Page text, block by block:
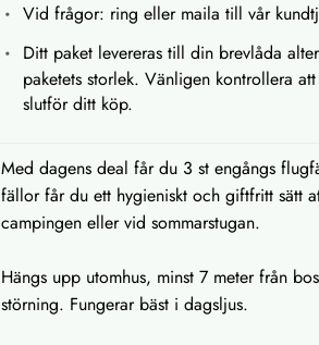
Vid frågor: ring eller maila till vår
Ditt paket levereras till din brevlåda
paketets storlek. Vänligen kontrollera
slutför ditt köp.
Med dagens deal får du 3 st engångs
fällor får du ett hygieniskt och giftfritt sätt
campingen eller vid sommarstugan.
Hängs upp utomhus, minst 7 meter från
störning. Fungerar bäst i dagsljus.